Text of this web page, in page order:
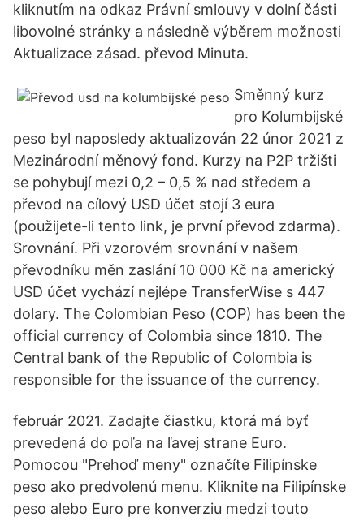
kliknutím na odkaz Právní smlouvy v dolní části
libovolné stránky a následně výběrem možnosti
Aktualizace zásad. převod Minuta.
Směnný kurz
pro Kolumbijské
peso byl naposledy aktualizován 22 únor 2021 z
Mezinárodní měnový fond. Kurzy na P2P tržišti
se pohybují mezi 0,2 – 0,5 % nad středem a
převod na cílový USD účet stojí 3 eura
(použijete-li tento link, je první převod zdarma).
Srovnání. Při vzorovém srovnání v našem
převodníku měn zaslání 10 000 Kč na americký
USD účet vychází nejlépe TransferWise s 447
dolary. The Colombian Peso (COP) has been the
official currency of Colombia since 1810. The
Central bank of the Republic of Colombia is
responsible for the issuance of the currency.
február 2021. Zadajte čiastku, ktorá má byť
prevedená do poľa na ľavej strane Euro.
Pomocou "Prehoď meny" označíte Filipínske
peso ako predvolenú menu. Kliknite na Filipínske
peso alebo Euro pre konverziu medzi touto